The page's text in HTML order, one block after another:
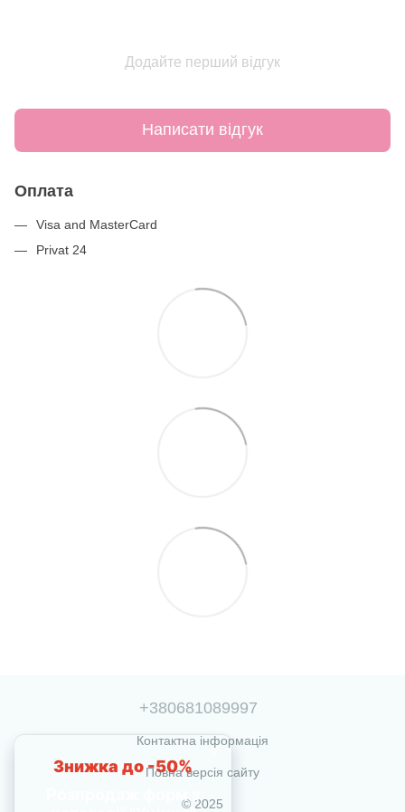
Додайте перший відгук
Написати відгук
Оплата
Visa and MasterCard
Privat 24
+380681089997
Контактна інформація
Повна версія сайту
© 2025